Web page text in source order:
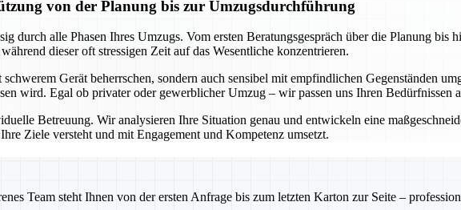
von der Planung bis zur Umzugsdurchführung
durch alle Phasen Ihres Umzugs. Vom ersten Beratungsgespräch über die Planung bis
dieser oft stressigen Zeit auf das Wesentliche konzentrieren.
Gerät beherrschen, sondern auch sensibel mit empfindlichen Gegenständen
wird. Egal ob privater oder gewerblicher Umzug – wir passen uns Ihren Bedürfnissen
Betreuung. Wir analysieren Ihre Situation genau und entwickeln eine
Ziele versteht und mit Engagement und Kompetenz umsetzt.
Team steht Ihnen von der ersten Anfrage bis zum letzten Karton zur Seite –